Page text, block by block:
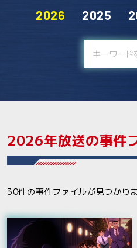
2026 2025
2026年放送の事件
30件の事件ファイルが見つかり